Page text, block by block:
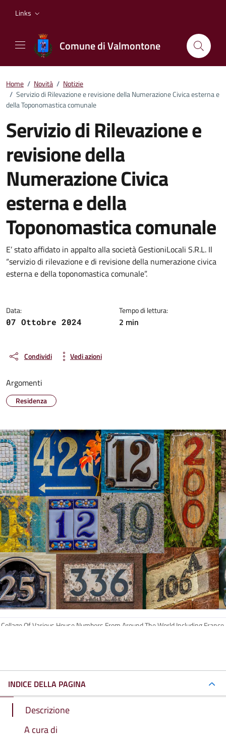
Links
Comune di Valmontone
Home / Novità / Notizie
/ Servizio di Rilevazione e revisione della Numerazione Civica esterna e
della Toponomastica comunale
Servizio di Rilevazione e
revisione della
Numerazione Civica
esterna e della
Toponomastica comunale
Dettagli della notizia
E’ stato affidato in appalto alla società GestioniLocali S.R.L. Il
“servizio di rilevazione e di revisione della numerazione civica
esterna e della toponomastica comunale”.
Data:
07 Ottobre 2024
Tempo di lettura:
2 min
Condividi Vedi azioni
Argomenti
Residenza
Collage Of Various House Numbers From Around The World Including France,
INDICE DELLA PAGINA
Descrizione
A cura di